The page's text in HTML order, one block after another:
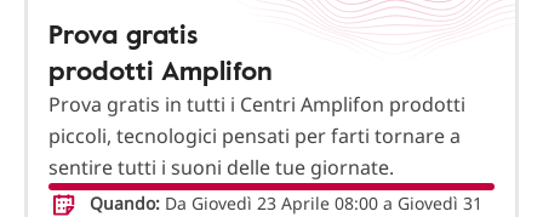
Prova gratis
prodotti Amplifon
Prova gratis in tutti i Centri Amplifon prodotti
piccoli, tecnologici pensati per farti tornare a
sentire tutti i suoni delle tue giornate.
Quando: Da Giovedì 23 Aprile 08:00 a Giovedì 31